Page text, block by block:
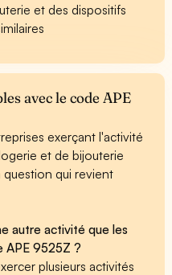
et des dispositifs
avec le code APE
exerçant l'activité
et de bijouterie
question qui revient
autre activité que les
APE 9525Z ?
plusieurs activités